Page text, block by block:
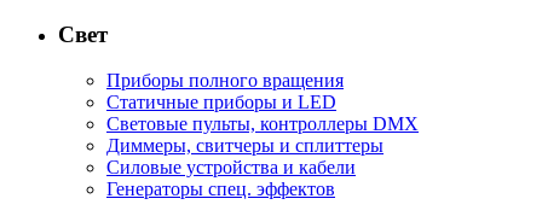
Свет
Приборы полного вращения
Статичные приборы и LED
Световые пульты, контроллеры DMX
Диммеры, свитчеры и сплиттеры
Силовые устройства и кабели
Генераторы спец. эффектов